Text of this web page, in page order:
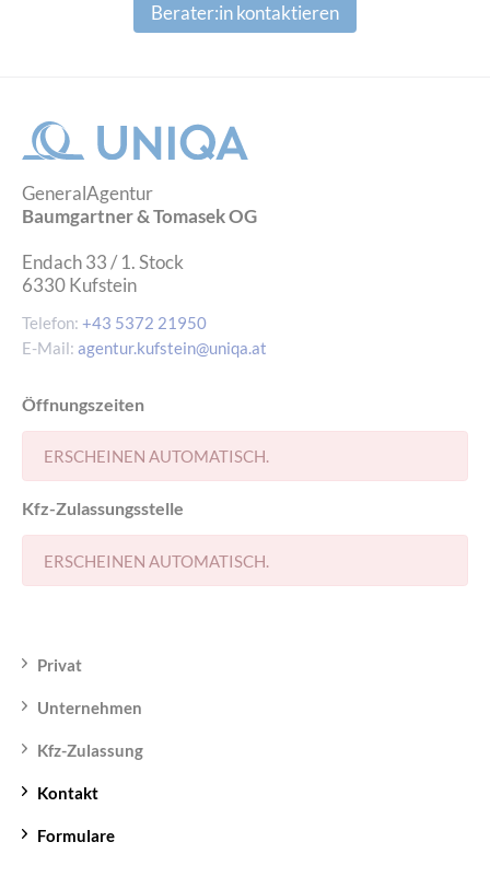
Berater:in kontaktieren
GeneralAgentur
Baumgartner & Tomasek OG
Endach 33 / 1. Stock
6330Kufstein
Telefon: +43 5372 21950
E-Mail: agentur.kufstein@uniqa.at
Öffnungszeiten
ERSCHEINEN AUTOMATISCH.
Kfz-Zulassungsstelle
ERSCHEINEN AUTOMATISCH.
Privat
Unternehmen
Kfz-Zulassung
Kontakt
Formulare